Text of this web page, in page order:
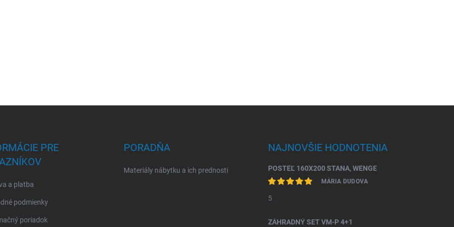
PRE
a platba
podmienky
poriadok
PORADŇA
Materiály nábytku a ich prednosti
NAJNOVŠIE HODNOTENIA
POSTEĽ 160X200 STANA, WENGE
MÁRIA DUDOVA
5
ZÁHRADNÝ SET VM-P 4+1